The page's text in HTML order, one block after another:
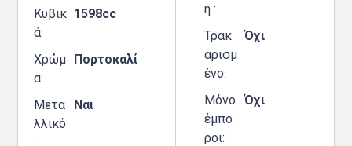
Κυβικ
ά
1598cc
Χρώμ
α
Πορτοκαλί
Μετα
λλικό
Ναι
η
Τρακ
αρισμ
ένο
Όχι
Μόνο
έμπο
ροι
Όχι